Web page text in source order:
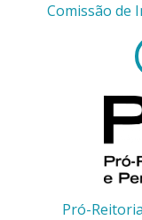
Comissão de
Pró-